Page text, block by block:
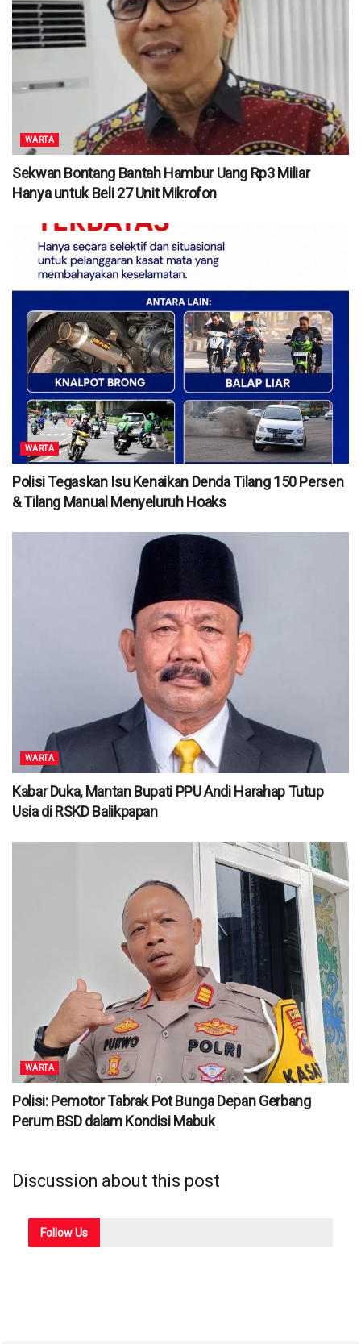
WARTA
Sekwan Bontang Bantah Hambur Uang Rp3 Miliar
Hanya untuk Beli 27 Unit Mikrofon
WARTA
Polisi Tegaskan Isu Kenaikan Denda Tilang 150 Persen
& Tilang Manual Menyeluruh Hoaks
WARTA
Kabar Duka, Mantan Bupati PPU Andi Harahap Tutup
Usia di RSKD Balikpapan
WARTA
Polisi: Pemotor Tabrak Pot Bunga Depan Gerbang
Perum BSD dalam Kondisi Mabuk
Discussion about this post
FollowUs